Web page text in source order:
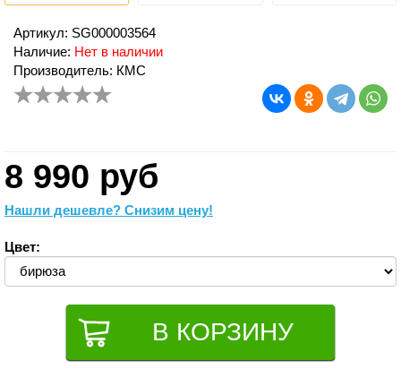
Артикул: SG000003564
Наличие: Нет в наличии
Производитель: КМС
8 990 руб
Нашли дешевле? Снизим цену!
Цвет: